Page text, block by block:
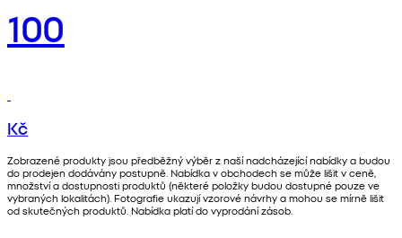
100
Kč
Zobrazené produkty jsou předběžný výběr z naší nadcházející nabídky a budou
do prodejen dodávány postupně. Nabídka v obchodech se může lišit v ceně,
množství a dostupnosti produktů (některé položky budou dostupné pouze ve
vybraných lokalitách). Fotografie ukazují vzorové návrhy a mohou se mírně lišit
od skutečných produktů. Nabídka platí do vyprodání zásob.